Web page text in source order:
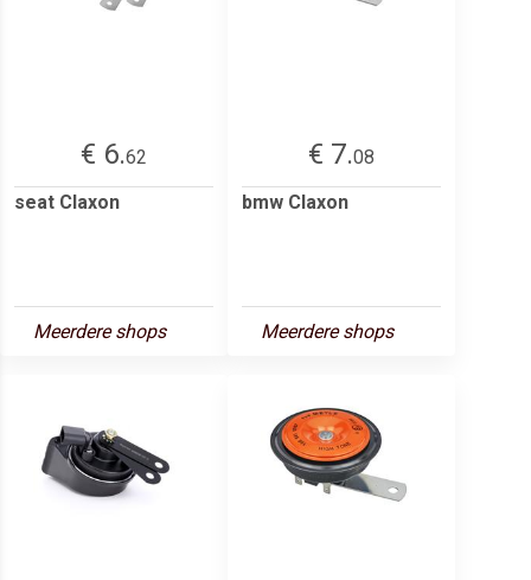
€ 6.62
seat Claxon
Meerdere shops
€ 7.08
bmw Claxon
Meerdere shops